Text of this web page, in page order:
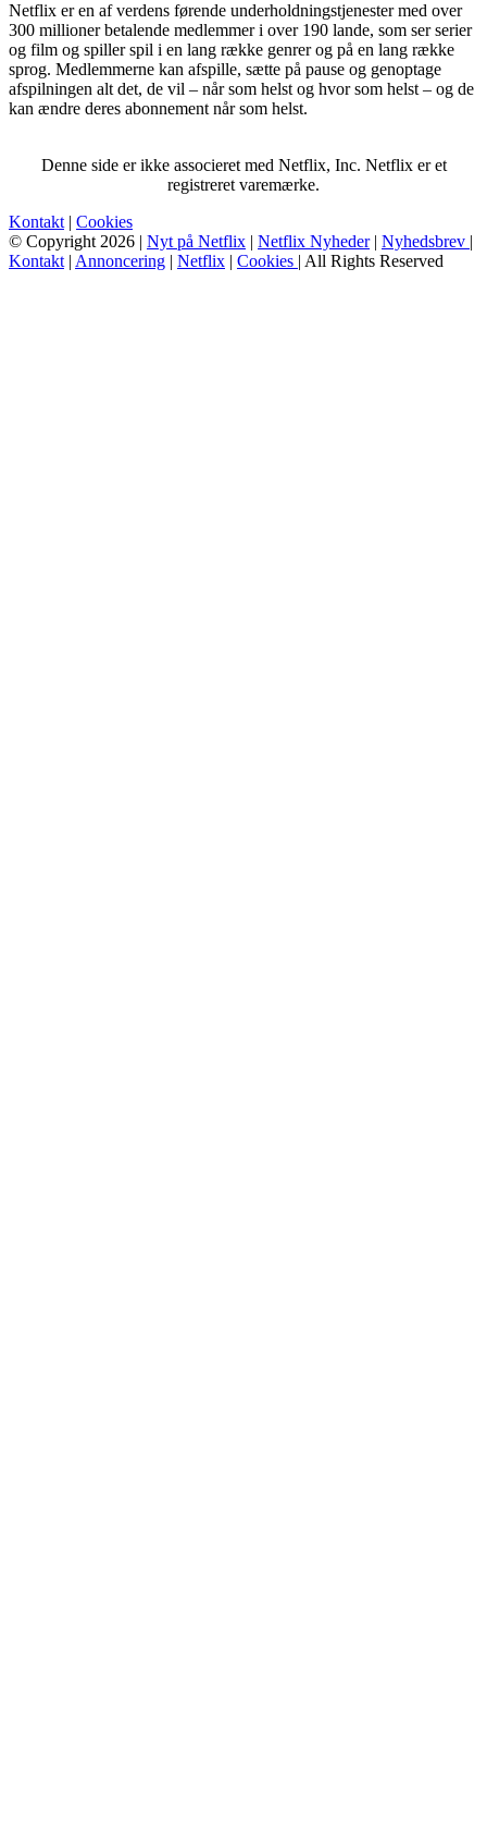
Netflix er en af verdens førende underholdningstjenester med over
300 millioner betalende medlemmer i over 190 lande, som ser serier
og film og spiller spil i en lang række genrer og på en lang række
sprog. Medlemmerne kan afspille, sætte på pause og genoptage
afspilningen alt det, de vil – når som helst og hvor som helst – og de
kan ændre deres abonnement når som helst.
Denne side er ikke associeret med Netflix, Inc. Netflix er et
registreret varemærke.
Kontakt | Cookies
© Copyright 2026 | Nyt på Netflix | Netflix Nyheder| Nyhedsbrev |
Kontakt | Annoncering | Netflix | Cookies | All Rights Reserved